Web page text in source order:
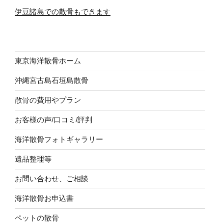
伊豆諸島での散骨もできます
東京海洋散骨ホーム
沖縄宮古島石垣島散骨
散骨の費用やプラン
お客様の声/口コミ/評判
海洋散骨フォトギャラリー
遺品整理等
お問い合わせ、ご相談
海洋散骨お申込書
ペットの散骨